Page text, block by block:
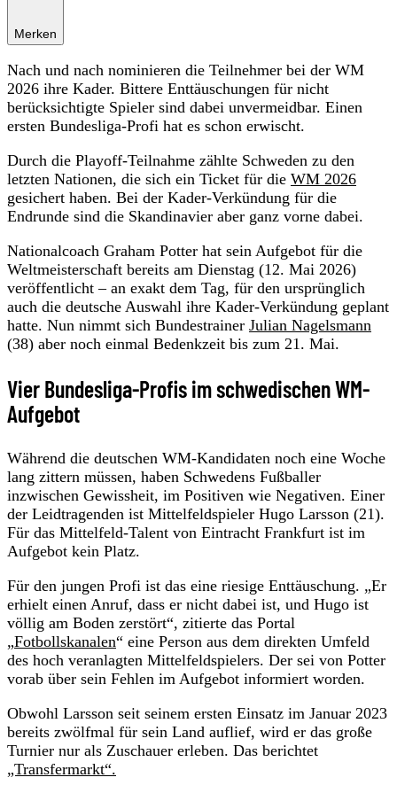
Merken
Nach und nach nominieren die Teilnehmer bei der WM
2026 ihre Kader. Bittere Enttäuschungen für nicht
berücksichtigte Spieler sind dabei unvermeidbar. Einen
ersten Bundesliga-Profi hat es schon erwischt.
Durch die Playoff-Teilnahme zählte Schweden zu den
letzten Nationen, die sich ein Ticket für die WM 2026
gesichert haben. Bei der Kader-Verkündung für die
Endrunde sind die Skandinavier aber ganz vorne dabei.
Nationalcoach Graham Potter hat sein Aufgebot für die
Weltmeisterschaft bereits am Dienstag (12. Mai 2026)
veröffentlicht – an exakt dem Tag, für den ursprünglich
auch die deutsche Auswahl ihre Kader-Verkündung geplant
hatte. Nun nimmt sich Bundestrainer Julian Nagelsmann
(38) aber noch einmal Bedenkzeit bis zum 21. Mai.
Vier Bundesliga-Profis im schwedischen WM-
Aufgebot
Während die deutschen WM-Kandidaten noch eine Woche
lang zittern müssen, haben Schwedens Fußballer
inzwischen Gewissheit, im Positiven wie Negativen. Einer
der Leidtragenden ist Mittelfeldspieler Hugo Larsson (21).
Für das Mittelfeld-Talent von Eintracht Frankfurt ist im
Aufgebot kein Platz.
Für den jungen Profi ist das eine riesige Enttäuschung. „Er
erhielt einen Anruf, dass er nicht dabei ist, und Hugo ist
völlig am Boden zerstört“, zitierte das Portal
„Fotbollskanalen“ eine Person aus dem direkten Umfeld
des hoch veranlagten Mittelfeldspielers. Der sei von Potter
vorab über sein Fehlen im Aufgebot informiert worden.
Obwohl Larsson seit seinem ersten Einsatz im Januar 2023
bereits zwölfmal für sein Land auflief, wird er das große
Turnier nur als Zuschauer erleben. Das berichtet
„Transfermarkt“.